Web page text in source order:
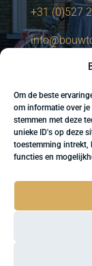
Om de beste
om informatie over
stemmen met deze
unieke ID's op deze
toestemming intrekt,
functies en
+31 (0)527